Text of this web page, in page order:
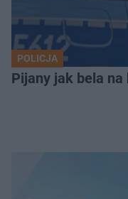
POLICJA
Pijany jak bela